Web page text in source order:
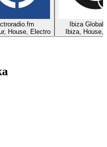
House, Electro
Ibiza Global
Ibiza, House,